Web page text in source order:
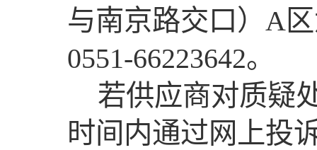
与南京路交口）A
0551-66223642。
若供应商对质疑
时间内通过网上投